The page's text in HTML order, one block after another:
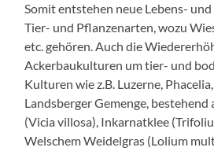
Somit entstehen neue Lebens-
Tier- und Pflanzenarten, wozu
etc. gehören. Auch die
Ackerbaukulturen um tier- und
Kulturen wie z.B. Luzerne,
Landsberger Gemenge,
(Vicia villosa), Inkarnatklee
Welschem Weidelgras (Lolium